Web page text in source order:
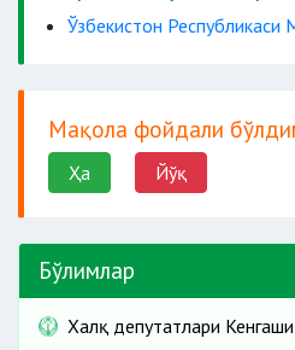
соғлиғига
белгиланмайди.
судга мурожаат
аризани қабул
қўйилмайди.
иш берувчи ижро
компенсацияни тўлаш
Ўзбекистон Республикаси
Мақола фойдали
Ҳа Йўқ
Бўлимлар
Халқ депутатлари Кенгаши